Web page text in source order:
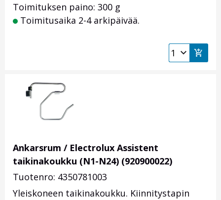
Toimituksen paino: 300 g
Toimitusaika 2-4 arkipäivää.
Ankarsrum / Electrolux Assistent
taikinakoukku (N1-N24) (920900022)
Tuotenro: 4350781003
Yleiskoneen taikinakoukku. Kiinnitystapin